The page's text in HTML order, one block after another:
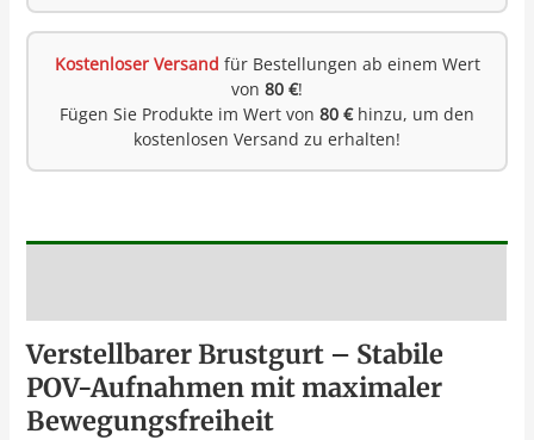
Kostenloser Versand für Bestellungen ab einem Wert
von 80 €!
Fügen Sie Produkte im Wert von 80 €hinzu, um den
kostenlosen Versand zu erhalten!
Verstellbarer Brustgurt – Stabile
POV-Aufnahmen mit maximaler
Bewegungsfreiheit